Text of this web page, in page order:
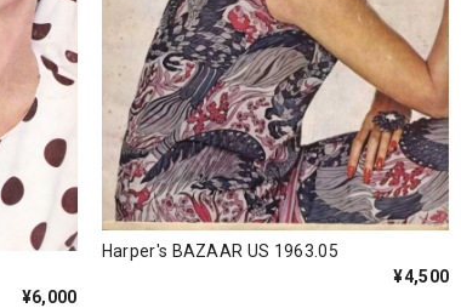
¥6,000
Harper's BAZAAR US 1963.05
¥4,500